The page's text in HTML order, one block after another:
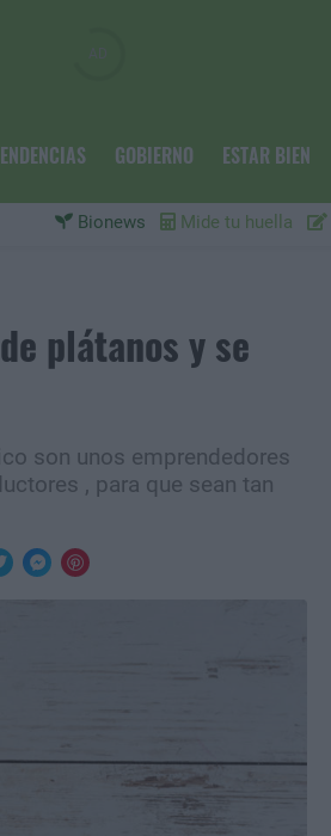
GOBIERNO ESTAR BIEN
Bionews Mide tu huella
plátanos y se
son unos emprendedores
, para que sean tan